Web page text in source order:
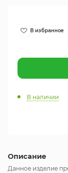
Описание
Данное изделие
В наличии